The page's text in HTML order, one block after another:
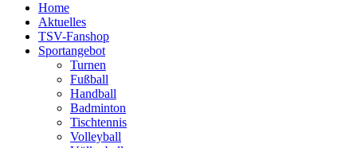
Home
Aktuelles
TSV-Fanshop
Sportangebot
Turnen
Fußball
Handball
Badminton
Tischtennis
Volleyball